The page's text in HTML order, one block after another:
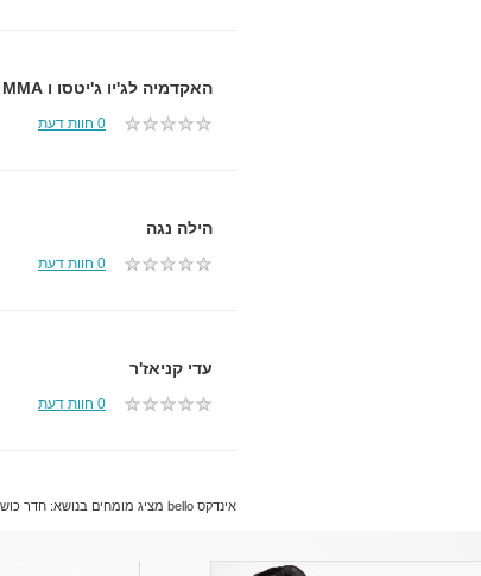
האקדמיה לג'יו ג'יטסו ו MMA
0 חוות דעת
הילה נגה
0 חוות דעת
עדי קניאז'ר
0 חוות דעת
אינדקס bello מציג מומחים בנושא: חדר כושר ברמת אביב. כל ה-חדר כושר הטובים ביותר והמקצועיים ביותר ברמת אביב.